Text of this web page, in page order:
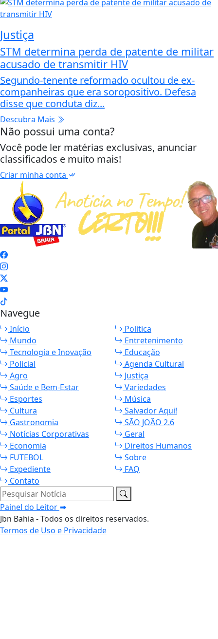
Justiça
STM determina perda de patente de militar
acusado de transmitir HIV
Segundo-tenente reformado ocultou de ex-
companheiras que era soropositivo. Defesa
disse que conduta diz...
Descubra Mais
Não possui uma conta?
Você pode ler matérias exclusivas, anunciar
classificados e muito mais!
Criar minha conta
Navegue
Início
Politica
Mundo
Entretenimento
Tecnologia e Inovação
Educação
Policial
Agenda Cultural
Agro
Justiça
Saúde e Bem-Estar
Variedades
Esportes
Música
Cultura
Salvador Aqui!
Gastronomia
SÃO JOÃO 2.6
Notícias Corporativas
Geral
Economia
Direitos Humanos
FUTEBOL
Sobre
Expediente
FAQ
Contato
Pesquisar Notícia
Painel do Leitor
Jbn Bahia - Todos os direitos reservados.
Termos de Uso e Privacidade